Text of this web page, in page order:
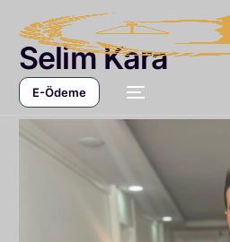
E-Ödeme
Selim Kara